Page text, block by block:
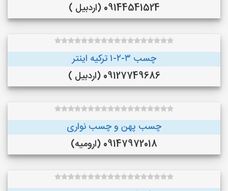
09144541524 (اردبیل )
چسب ۳-۲-۱ ترکیه اینتر
09127749686 (اردبیل )
چسب پهن و چسب نواری
09147972018 (ارومیه)